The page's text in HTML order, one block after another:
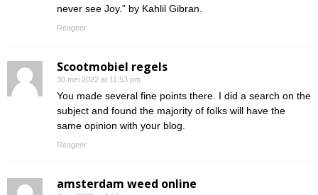
never see Joy.” by Kahlil Gibran.
Reageer
Scootmobiel regels
30 mei 2022 at 11:53 pm
You made several fine points there. I did a search on the
subject and found the majority of folks will have the
same opinion with your blog.
Reageer
amsterdam weed online